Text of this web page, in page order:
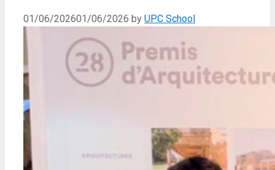
01/06/202601/06/2026 by UPC School